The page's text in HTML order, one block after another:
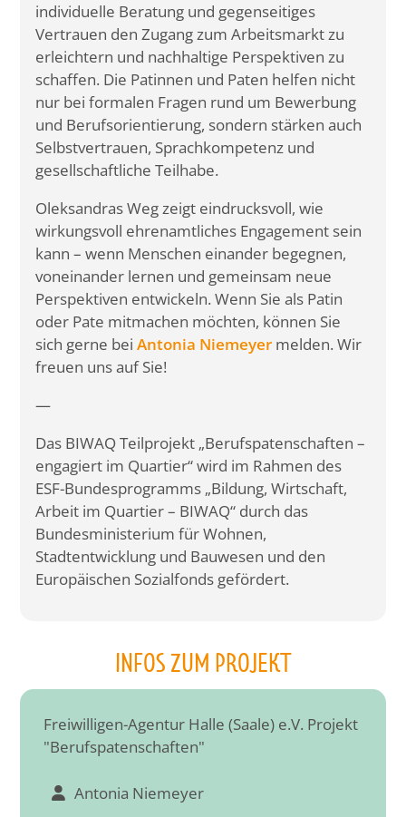
individuelle Beratung und gegenseitiges
Vertrauen den Zugang zum Arbeitsmarkt zu
erleichtern und nachhaltige Perspektiven zu
schaffen. Die Patinnen und Paten helfen nicht
nur bei formalen Fragen rund um Bewerbung
und Berufsorientierung, sondern stärken auch
Selbstvertrauen, Sprachkompetenz und
gesellschaftliche Teilhabe.
Oleksandras Weg zeigt eindrucksvoll, wie
wirkungsvoll ehrenamtliches Engagement sein
kann – wenn Menschen einander begegnen,
voneinander lernen und gemeinsam neue
Perspektiven entwickeln. Wenn Sie als Patin
oder Pate mitmachen möchten, können Sie
sich gerne beiAntonia Niemeyer melden. Wir
freuen uns auf Sie!
—
Das BIWAQ Teilprojekt „Berufspatenschaften –
engagiert im Quartier“ wird im Rahmen des
ESF-Bundesprogramms „Bildung, Wirtschaft,
Arbeit im Quartier – BIWAQ“ durch das
Bundesministerium für Wohnen,
Stadtentwicklung und Bauwesen und den
Europäischen Sozialfonds gefördert.
INFOS ZUM PROJEKT
Freiwilligen-Agentur Halle (Saale) e.V. Projekt
"Berufspatenschaften"
Antonia Niemeyer